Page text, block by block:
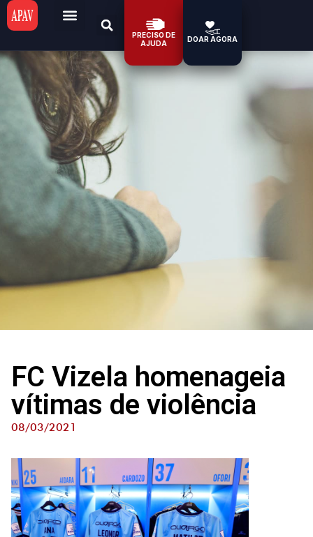
PRECISO DE
AJUDA
DOAR AGORA
FC Vizela homenageia
vítimas de violência
08/03/2021